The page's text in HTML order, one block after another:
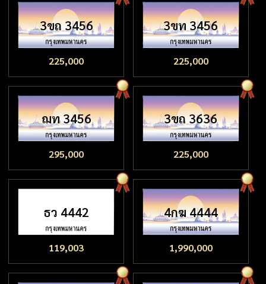
3ขถ 3456
225,000
3ขท 3456
225,000
ฌท 3456
295,000
3ขถ 3636
225,000
ธว 4442
119,003
4กฆ 4444
1,990,000